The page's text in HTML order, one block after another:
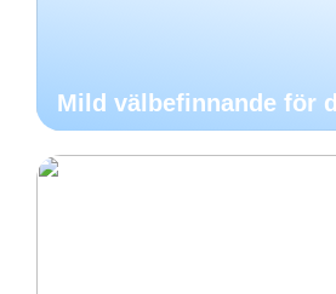
Mild välbefinnande för